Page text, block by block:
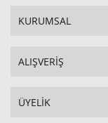
KURUMSAL
ALIŞVERİŞ
ÜYELİK